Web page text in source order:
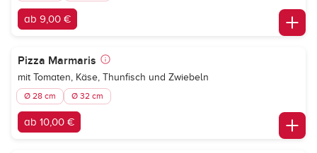
ab 9,00 €
Pizza Marmaris
mit Tomaten, Käse, Thunfisch und Zwiebeln
Ø 28 cm Ø 32 cm
ab 10,00 €